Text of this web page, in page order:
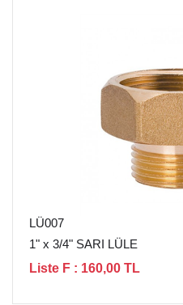
LÜ007
1" x 3/4" SARI LÜLE
Liste F : 160,00 TL